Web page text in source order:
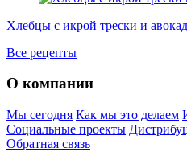
Хлебцы с икрой трески и
Все рецепты
О компании
Мы сегодня Как мы это делаем
Социальные проекты
Обратная связь